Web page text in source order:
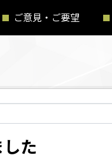
ご意見・ご要望
た